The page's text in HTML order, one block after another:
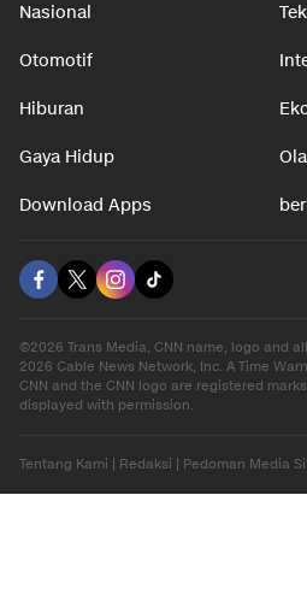
Nasional
Otomotif
Hiburan
Gaya Hidup
Download Apps
©2026 Trans Media, CNN name, logo and
2026 Cable News Network, Inc. A Time
CNN and the CNN logo are registered
displayed with permission.
Tentang Kami Redaksi Pedoman Media